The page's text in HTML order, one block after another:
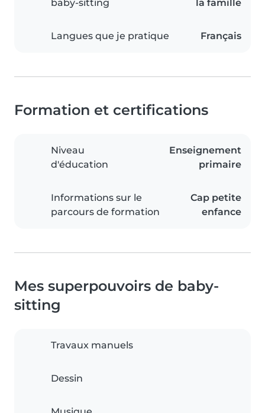
baby-sitting
la famille
Langues que je pratique Français
Formation et certifications
Niveau
d'éducation
Enseignement
primaire
Informations sur le
parcours de formation
Cap petite
enfance
Mes superpouvoirs de baby-
sitting
Travaux manuels
Dessin